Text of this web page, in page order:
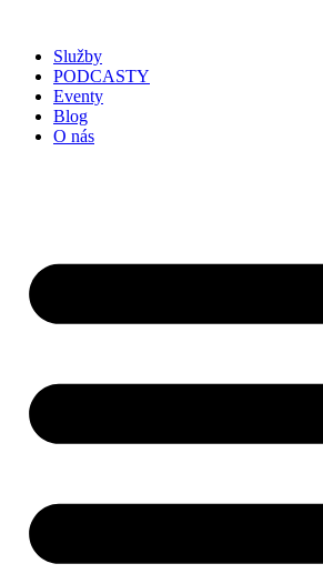
Služby
PODCASTY
Eventy
Blog
O nás